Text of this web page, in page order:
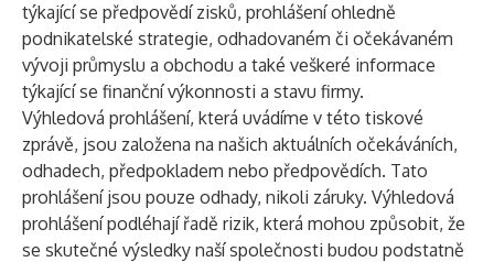
týkající se předpovědí zisků, prohlášení ohledně
podnikatelské strategie, odhadovaném či očekávaném
vývoji průmyslu a obchodu a také veškeré informace
týkající se finanční výkonnosti a stavu firmy.
Výhledová prohlášení, která uvádíme v této tiskové
zprávě, jsou založena na našich aktuálních očekáváních,
odhadech, předpokladem nebo předpovědích. Tato
prohlášení jsou pouze odhady, nikoli záruky. Výhledová
prohlášení podléhají řadě rizik, která mohou způsobit, že
se skutečné výsledky naší společnosti budou podstatně